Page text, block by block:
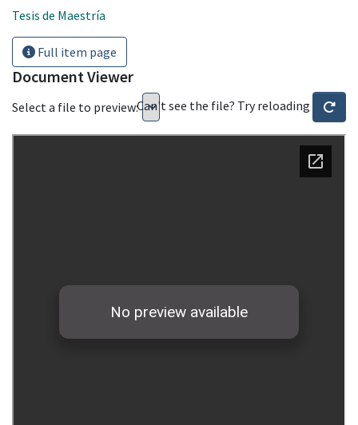
Tesis de Maestría
Full item page
Document Viewer
Select a file to preview:Can't see the file? Try reloading